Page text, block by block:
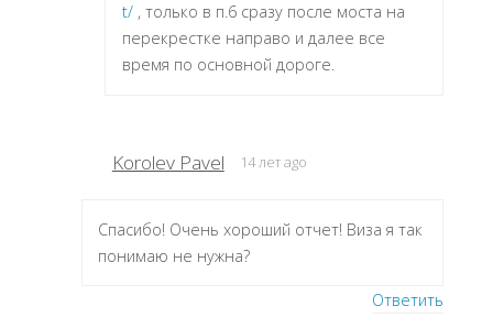
t/, только в п.6 сразу после моста на
перекрестке направо и далее все
время по основной дороге.
Korolev Pavel 14 лет ago
Спасибо! Очень хороший отчет! Виза я так
понимаю не нужна?
Ответить